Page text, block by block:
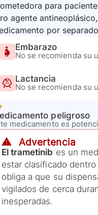
para
agente
por
Embarazo
No se recomienda su
Lactancia
No se recomienda su
peligroso
medicamento es
⚠️ Advertencia
El trametinib es un
estar clasificado
obliga a que su
vigilados de cerca
inesperadas.